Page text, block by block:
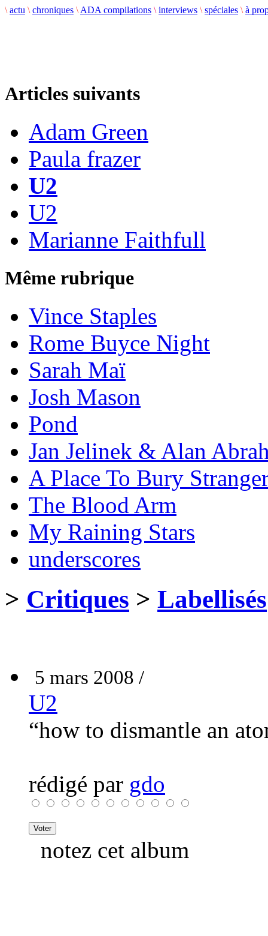
\ actu \ chroniques \ ADA compilations \ interviews \ spéciales \ à
Articles suivants
Adam Green
Paula frazer
U2
U2
Marianne Faithfull
Même rubrique
Vince Staples
Rome Buyce Night
Sarah Maï
Josh Mason
Pond
Jan Jelinek & Alan
A Place To Bury
The Blood Arm
My Raining Stars
underscores
> Critiques > Labellisés
5 mars 2008 /
U2
“how to dismantle an
rédigé par gdo
notez cet album